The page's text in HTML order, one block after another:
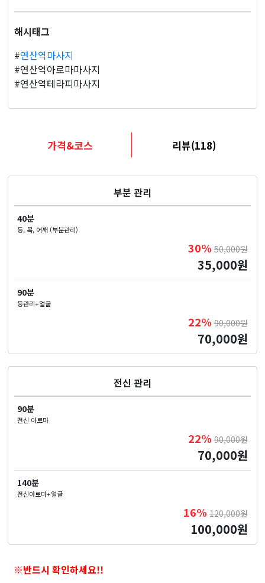
해시태그
#연산역마사지
#연산역아로마마사지
#연산역테라피마사지
가격&코스 리뷰(118)
부분 관리
40분
등, 목, 어깨 (부분관리)
30% 50,000원
35,000원
90분
등관리+얼굴
22% 90,000원
70,000원
전신 관리
90분
전신 아로마
22% 90,000원
70,000원
140분
전신아로마+얼굴
16% 120,000원
100,000원
※반드시 확인하세요!!